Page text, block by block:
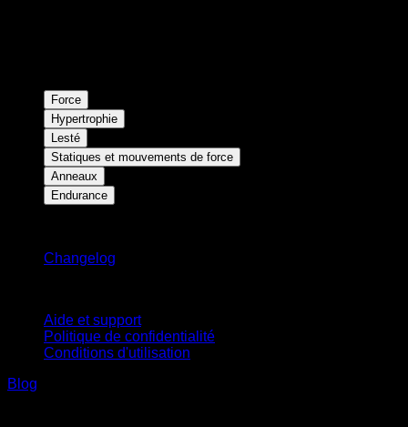
Force
Hypertrophie
Lesté
Statiques et mouvements de force
Anneaux
Endurance
Changelog
Aide et support
Politique de confidentialité
Conditions d'utilisation
Blog